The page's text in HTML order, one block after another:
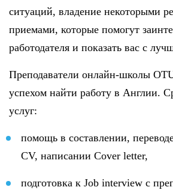
ситуаций, владение некоторыми
приемами, которые помогут
работодателя и показать вас с
Преподаватели онлайн-школы
успехом найти работу в Англии.
услуг:
помощь в составлении,
CV, написании Cover letter,
подготовка к Job interview с